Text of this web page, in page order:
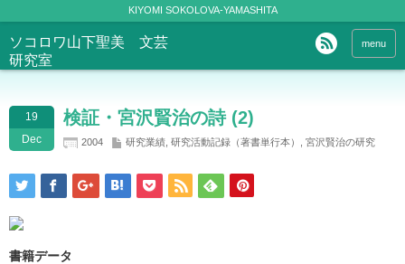
KIYOMI SOKOLOVA-YAMASHITA
ソコロワ山下聖美 文芸
研究室
menu
19
Dec
検証・宮沢賢治の詩 (2)
2004 研究業績 研究活動記録（著書単行本） 宮沢賢治の研究
書籍データ